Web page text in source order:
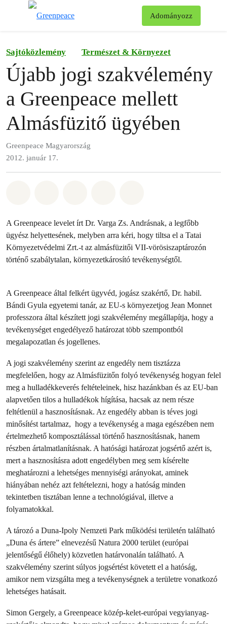
Adományozz
Sajtóközlemény Természet & Környezet
Újabb jogi szakvélemény
a Greenpeace mellett
Almásfüzitő ügyében
Greenpeace Magyarország
2012. január 17.
A Greenpeace levelet írt Dr. Varga Zs. Andrásnak, a legfőbb
ügyész helyettesének, melyben arra kéri, hogy tiltsa el a Tatai
Környezetvédelmi Zrt.-t az almásfüzitői VII-vörösiszaptározón
történő szabálytalan, környezetkárosító tevékenységtől.
A Greenpeace által felkért ügyvéd, jogász szakértő, Dr. habil.
Bándi Gyula egyetemi tanár, az EU-s környezetjog Jean Monnet
professzora által készített jogi szakvélemény megállapítja, hogy a
tevékenységet engedélyező határozat több szempontból
megalapozatlan és jogellenes.
A jogi szakvélemény szerint az engedély nem tisztázza
megfelelően, hogy az Almásfüzitőn folyó tevékenység hogyan felel
meg a hulladékkeverés feltételeinek, hisz hazánkban és az EU-ban
alapvetően tilos a hulladékok hígítása, hacsak az nem része
feltétlenül a hasznosításnak. Az engedély abban is téves jogi
minősítést tartalmaz, hogy a tevékenység a maga egészében nem
értelmezhető komposztálással történő hasznosításnak, hanem
részben ártalmatlanításnak. A hatósági határozat jogsértő azért is,
mert a hasznosításra adott engedélyben meg sem kísérelte
meghatározni a lehetséges mennyiségi arányokat, aminek
hiányában nehéz azt feltételezni, hogy a hatóság minden
tekintetben tisztában lenne a technológiával, illetve a
folyamatokkal.
A tározó a Duna-Ipoly Nemzeti Park működési területén található
„Duna és ártere” elnevezésű Natura 2000 terület (európai
jelentőségű élőhely) közvetlen határvonalán található. A
szakvélemény szerint súlyos jogsértést követett el a hatóság,
amikor nem vizsgálta meg a tevékenységnek a területre vonatkozó
lehetséges hatásait.
Simon Gergely, a Greenpeace közép-kelet-európai vegyianyag-